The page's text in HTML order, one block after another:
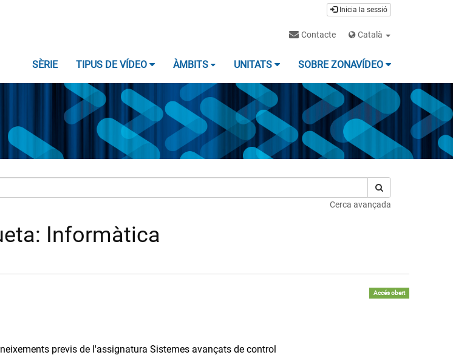
Inicia la sessió
Contacte Català
SÈRIE TIPUS DE VÍDEO ÀMBITS UNITATS SOBRE ZONAVÍDEO
Cerca avançada
Informàtica
Accés obert
previs de l'assignatura Sistemes avançats de control